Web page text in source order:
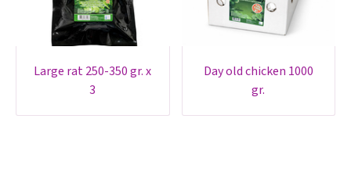
large rat 250-350 gr. x
3
day old chicken 1000
gr.